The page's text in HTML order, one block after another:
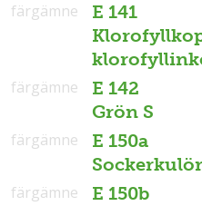
E 141
färgämne
E 142
Grön S
färgämne
E 150a
Sockerkulör
färgämne
E 150b
färgämne